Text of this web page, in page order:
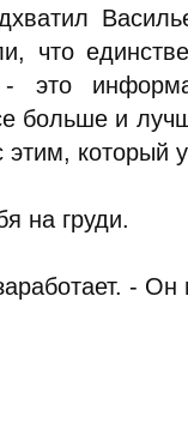
что
- это
больше и
который
на груди.
- Он